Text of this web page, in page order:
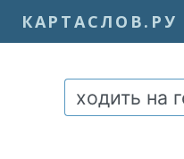
КАРТАСЛОВ.РУ